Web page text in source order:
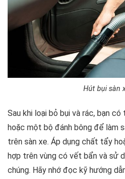
Hút bụi sàn
Sau khi loại bỏ bụi và rác, bạn
hoặc một bộ đánh bông để làm
trên sàn xe. Áp dụng chất tẩy
hợp trên vùng có vết bẩn và sử
chúng. Hãy nhớ đọc kỹ hướng